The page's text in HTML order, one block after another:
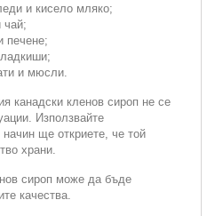
и кисело мляко;
чай;
печене;
и мюсли.
канадски кленов сироп не се
Използвайте
ще откриете, че той
храни.
сироп може да бъде
качества.